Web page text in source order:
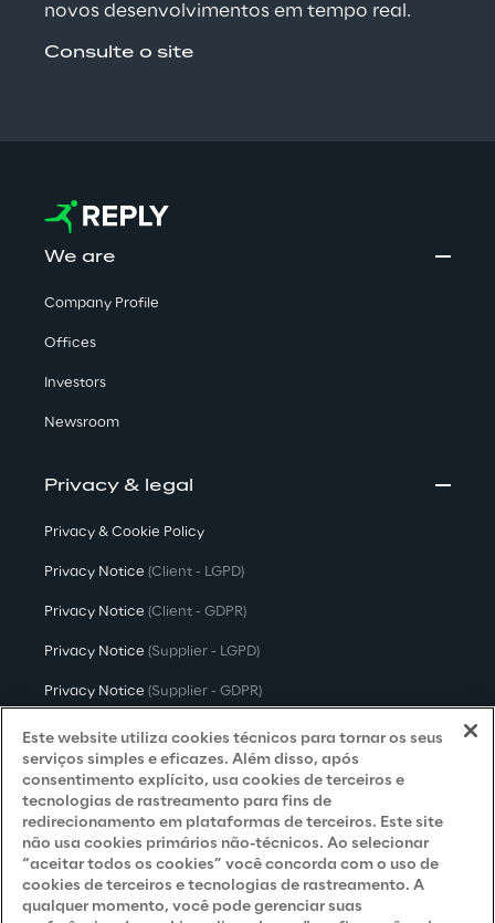
novos desenvolvimentos em tempo real.
Consulte o site
We are
Company Profile
Offices
Investors
Newsroom
Privacy & legal
Privacy & Cookie Policy
Privacy Notice (Client - LGPD)
Privacy Notice (Client - GDPR)
Privacy Notice (Supplier - LGPD)
Privacy Notice (Supplier - GDPR)
Privacy Notice (Candidate - LGPD)
Privacy Notice (Candidate - GDPR)
Privacy Notice
Accessibility Statement
Este website utiliza cookies técnicos para tornar os seus
serviços simples e eficazes. Além disso, após
consentimento explícito, usa cookies de terceiros e
tecnologias de rastreamento para fins de
redirecionamento em plataformas de terceiros. Este site
não usa cookies primários não-técnicos. Ao selecionar
“aceitar todos os cookies” você concorda com o uso de
cookies de terceiros e tecnologias de rastreamento. A
qualquer momento, você pode gerenciar suas